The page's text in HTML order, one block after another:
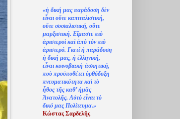
«ἡ δική μας παράδοση δὲν
εἶναι οὔτε καπιταλιστική,
οὔτε σοσιαλιστική, οὔτε
μαρξιστική. Εἴμαστε πιὸ
ἀριστεροὶ καὶ ἀπὸ τὸν πιὸ
ἀριστερό. Γιατίἡ παράδοση
ἡ δική μας, ἡ ἑλληνική,
εἶναι κοινοβιακὴ-ἀσκητική,
ποὺ προϋποθέτει ὀρθόδοξη
πνευματικότητα καὶ τὸ
ἦθος τῆς καθ’ἠμᾶς
Ἀνατολῆς. Αὐτὸ εἶναι τὸ
δικό μας Πολίτευμα.»
Κώστας Σαρδελῆς